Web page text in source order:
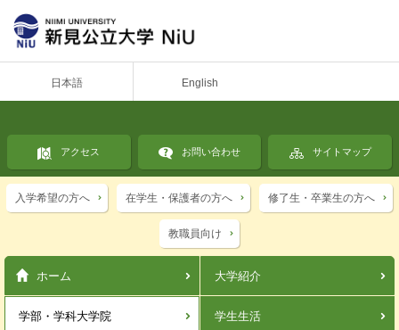
日本語 English
アクセス お問い合わせ サイトマップ
入学希望の方へ 在学生・保護者の方へ 修了生・卒業生の方へ
教職員向け
ホーム 大学紹介
学部・学科大学院 学生生活